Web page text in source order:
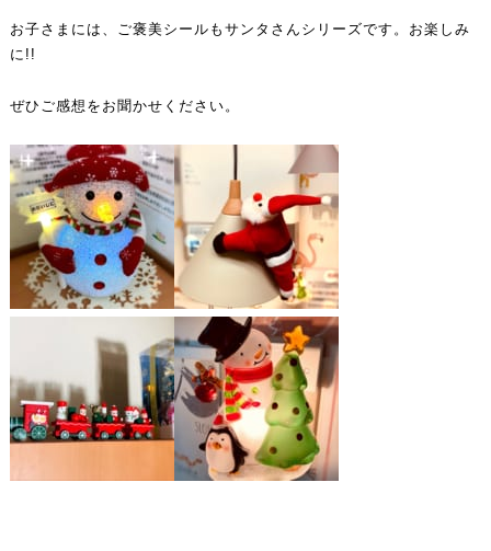
お子さまには、ご褒美シールもサンタさんシリーズです。お楽しみ
に!!
ぜひご感想をお聞かせください。